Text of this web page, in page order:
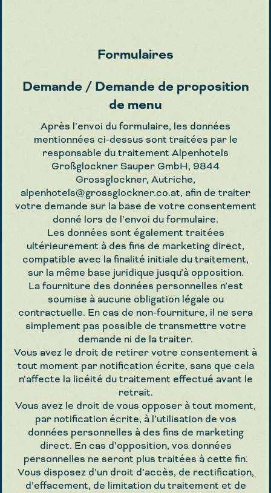
Formulaires
Demande / Demande de proposition
de menu
Après l’envoi du formulaire, les données
mentionnées ci-dessus sont traitées par le
responsable du traitement Alpenhotels
Großglockner Sauper GmbH, 9844
Grossglockner, Autriche,
alpenhotels@grossglockner.co.at, afin de traiter
votre demande sur la base de votre consentement
donné lors de l’envoi du formulaire.
Les données sont également traitées
ultérieurement à des fins de marketing direct,
compatible avec la finalité initiale du traitement,
sur la même base juridique jusqu’à opposition.
La fourniture des données personnelles n’est
soumise à aucune obligation légale ou
contractuelle. En cas de non-fourniture, il ne sera
simplement pas possible de transmettre votre
demande ni de la traiter.
Vous avez le droit de retirer votre consentement à
tout moment par notification écrite, sans que cela
n’affecte la licéité du traitement effectué avant le
retrait.
Vous avez le droit de vous opposer à tout moment,
par notification écrite, à l’utilisation de vos
données personnelles à des fins de marketing
direct. En cas d’opposition, vos données
personnelles ne seront plus traitées à cette fin.
Vous disposez d’un droit d’accès, de rectification,
d’effacement, de limitation du traitement et de